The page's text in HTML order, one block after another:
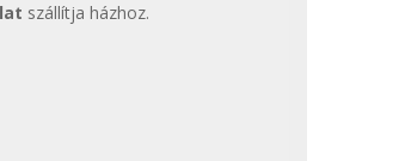
szállítja házhoz.